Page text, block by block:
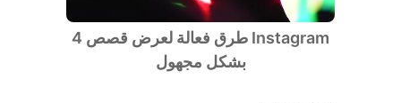
4 طرق فعالة لعرض قصص Instagram
بشكل مجهول